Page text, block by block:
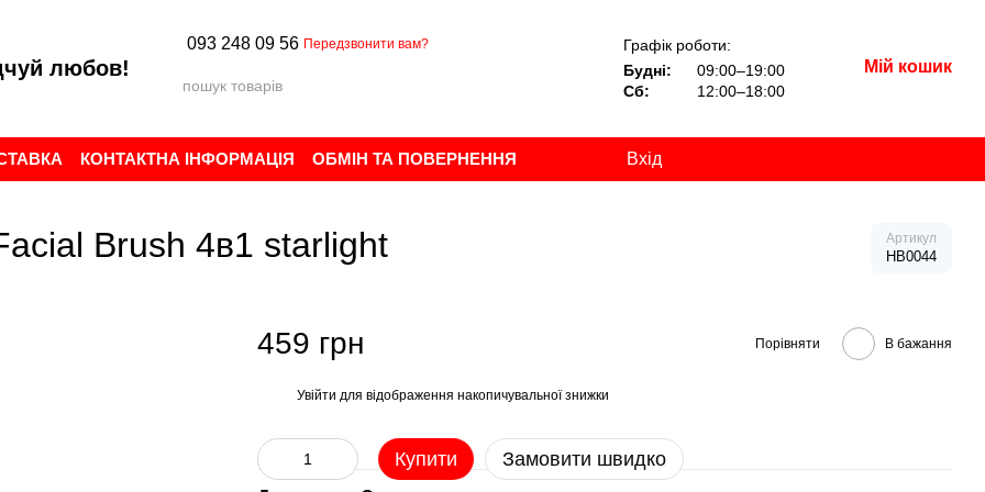
любов!
093 248 09 56 Передзвонити вам?
Графік роботи:
Будні:
09:00–19:00
Сб:
12:00–18:00
Мій кошик
КОНТАКТНА ІНФОРМАЦІЯ
ОБМІН ТА ПОВЕРНЕННЯ
БРЕНДИ ВІДГУКИ ПРО МАГАЗИН
Вхід
Brush 4в1 starlight Артикул
HB0044
459 грн Порівняти В бажання
Увійти для відображення накопичувальної знижки
Купити Замовити швидко